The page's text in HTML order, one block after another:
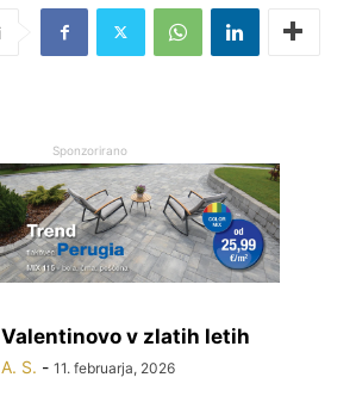
Sponzorirano
Valentinovo v zlatih letih
A. S. - 11. februarja, 2026